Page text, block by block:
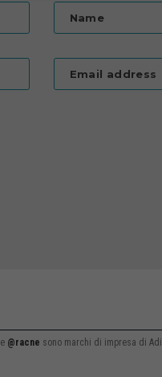
Name
Email address
e @racne sono marchi di impresa di